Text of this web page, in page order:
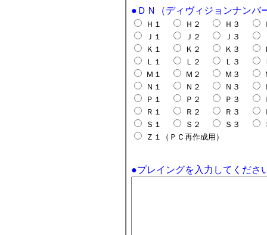
●ＤＮ（ディヴィジョンナンバ
Ｈ１ Ｈ２ Ｈ３
Ｊ１
Ｊ２ Ｊ３
Ｋ１
Ｋ２ Ｋ３
Ｌ１
Ｌ２ Ｌ３
Ｍ１
Ｍ２ Ｍ３
Ｎ１
Ｎ２ Ｎ３
Ｐ１
Ｐ２ Ｐ３
Ｒ１
Ｒ２ Ｒ３
Ｓ１
Ｓ２ Ｓ３
Ｚ１（ＰＣ再作成用）
●プレイングを入力してくださ